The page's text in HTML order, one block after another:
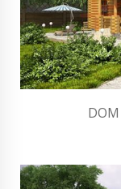
DOM